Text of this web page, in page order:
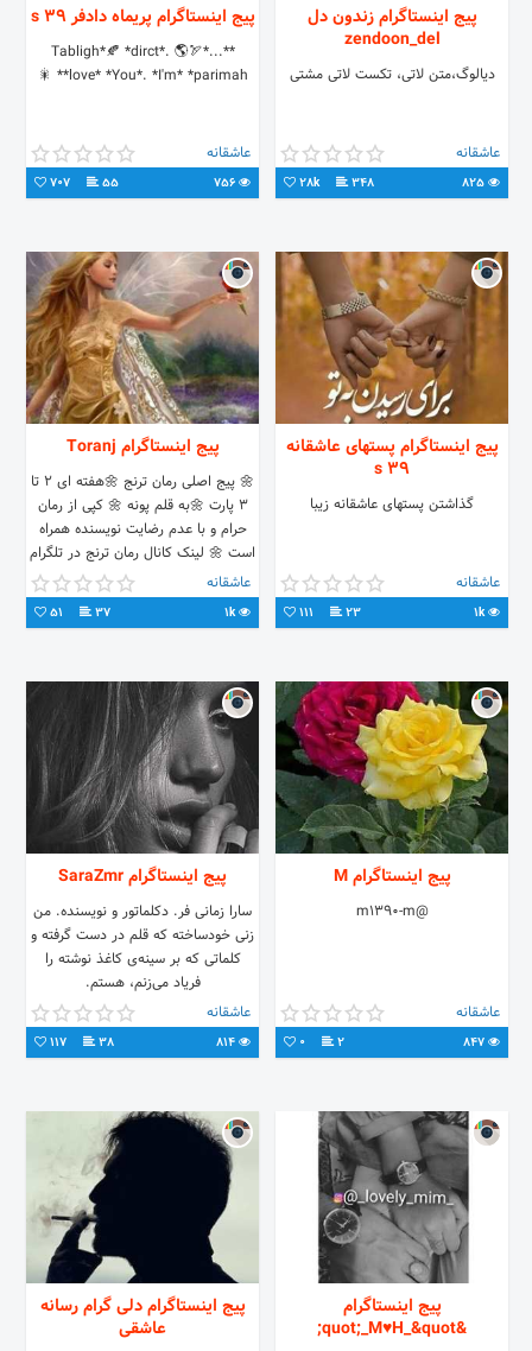
پیج اینستاگرام زندون دل
zendoon_del
دیالوگ،متن لاتی، تکست لاتی مشتی
عاشقانه
348
28k
پیج اینستاگرام پریماه دادفر 39 s
*Tabligh*🍂 *dirct*. 🌎🏹*...*
*love* *You*. *I'm* *parimah* 🎇
عاشقانه
55
707
پیج اینستاگرام پستهای عاشقانه
39 s
گذاشتن پستهای عاشقانه زیبا
عاشقانه
1k
23
111
پیج اینستاگرام Toranj
🌼 پیج اصلی رمان ترنج 🌼هفته ای ۲ تا
۳ پارت 🌼به قلم پونه 🌼 کپی از رمان
حرام و با عدم رضایت نویسنده همراه
است 🌼 لینک کانال رمان ترنج در تلگرام
عاشقانه
1k
37
51
پیج اینستاگرام M
@m1390-m
عاشقانه
2
0
پیج اینستاگرام SaraZmr
سارا زمانی فر. دکلماتور و نویسنده. من
زنی خودساخته که قلم در دست گرفته و
کلماتی که بر سینه‌ی کاغذ نوشته را
فریاد می‌زنم، هستم.
عاشقانه
38
117
پیج اینستاگرام
&quot;_M♥️H_&quot;
پیج اینستاگرام دلی گرام رسانه
عاشقی